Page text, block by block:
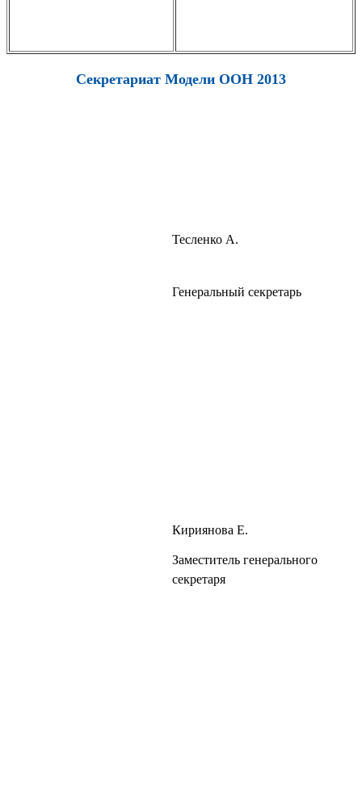
Секретариат Модели ООН 2013
Тесленко А.
Генеральный секретарь
Кириянова Е.
Заместитель генерального
секретаря